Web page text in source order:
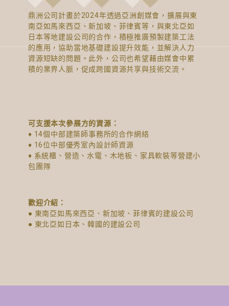
鼎洲公司計畫於2024年透過亞洲創媒會，擴展與東
南亞如馬來西亞、新加坡、菲律賓等，與東北亞如
日本等地建設公司的合作，積極推廣預製建築工法
的應用，協助當地基礎建設提升效能，並解決人力
資源短缺的問題。此外，公司也希望藉由媒會中累
積的業界人脈，促成跨國資源共享與技術交流。
可支援本次參展方的資源：
♦ 14個中部建築師事務所的合作網絡
♦ 16位中部優秀室內設計師資源
♦ 系統櫃、營造、水電、木地板、家具軟裝等營建小
包團隊
歡迎介紹：
● 東南亞如馬來西亞、新加坡、菲律賓的建設公司
● 東北亞如日本、韓國的建設公司